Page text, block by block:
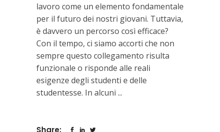
lavoro come un elemento fondamentale
per il futuro dei nostri giovani. Tuttavia,
è davvero un percorso così efficace?
Con il tempo, ci siamo accorti che non
sempre questo collegamento risulta
funzionale o risponde alle reali
esigenze degli studenti e delle
studentesse. In alcuni
Share: